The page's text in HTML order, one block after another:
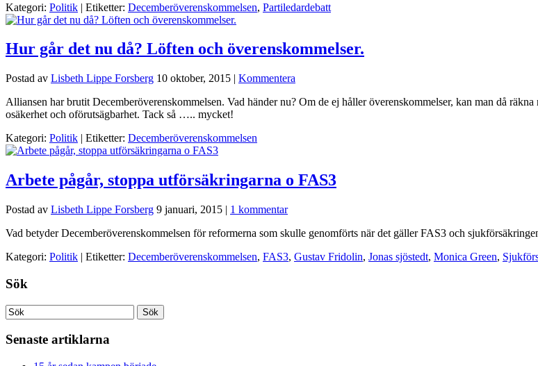
Kategori: Politik | Etiketter: Decemberöverenskommelsen, Partiledardebatt
Hur går det nu då? Löften och överenskommelser.
Postad av Lisbeth Lippe Forsberg 10 oktober, 2015 | Kommentera
Alliansen har brutit Decemberöverenskommelsen. Vad händer nu? Om de ej håller överenskommelser, kan man då
osäkerhet och oförutsägbarhet. Tack så ….. mycket!
Kategori: Politik | Etiketter: Decemberöverenskommelsen
Arbete pågår, stoppa utförsäkringarna o FAS3
Postad av Lisbeth Lippe Forsberg 9 januari, 2015 | 1 kommentar
Vad betyder Decemberöverenskommelsen för reformerna som skulle genomförts när det gäller FAS3 och
Kategori: Politik | Etiketter: Decemberöverenskommelsen, FAS3, Gustav Fridolin, Jonas sjöstedt, Monica Green,
Sök
Senaste artiklarna